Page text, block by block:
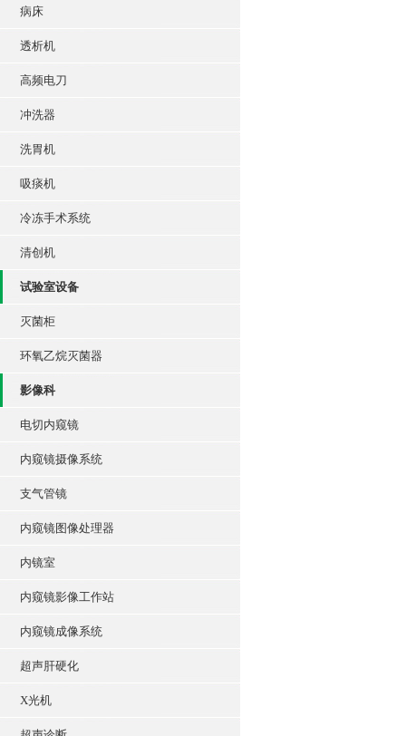
病床
透析机
高频电刀
冲洗器
洗胃机
吸痰机
冷冻手术系统
清创机
试验室设备
灭菌柜
环氧乙烷灭菌器
影像科
电切内窥镜
内窥镜摄像系统
支气管镜
内窥镜图像处理器
内镜室
内窥镜影像工作站
内窥镜成像系统
超声肝硬化
X光机